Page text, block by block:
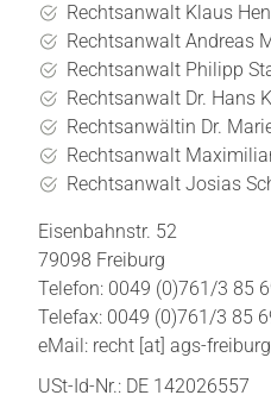
Rechtsanwalt Klaus
Rechtsanwalt Andreas
Rechtsanwalt Philipp
Rechtsanwalt Dr. Hans
Rechtsanwältin Dr.
Rechtsanwalt
Rechtsanwalt Josias
Eisenbahnstr. 52
79098 Freiburg
Telefon: 0049 (0)761/3 85
Telefax: 0049 (0)761/3 85
eMail: recht [at] ags-
USt-Id-Nr.: DE 142026557